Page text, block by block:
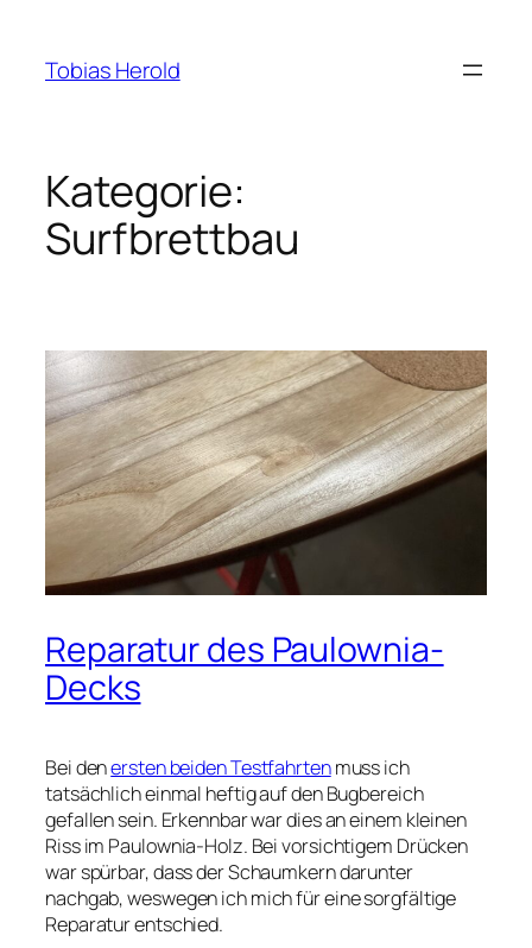
springen
Tobias Herold
Kategorie:
Surfbrettbau
Reparatur des Paulownia-
Decks
Bei denersten beiden Testfahrtenmuss ich
tatsächlich einmal heftig auf den Bugbereich
gefallen sein. Erkennbar war dies an einem kleinen
Riss im Paulownia-Holz. Bei vorsichtigem Drücken
war spürbar, dass der Schaumkern darunter
nachgab, weswegen ich mich für eine sorgfältige
Reparatur entschied.